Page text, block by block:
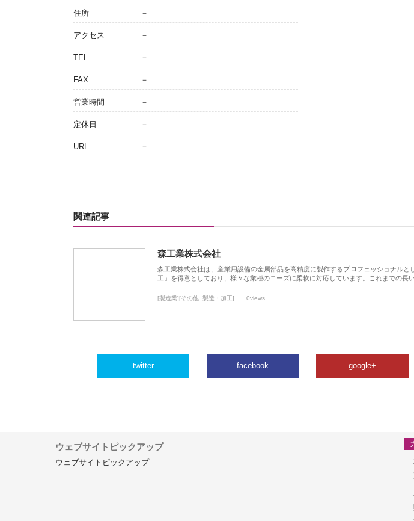
住所 －
アクセス －
TEL －
FAX －
営業時間 －
定休日 －
URL －
関連記事
森工業株式会社
森工業株式会社は、産業用設備の金属部品を高精度に製作するプロフェッショナルと
工」を得意としており、様々な業種のニーズに柔軟に対応しています。これまでの長
[製造業][その他_製造・加工] 0views
twitter facebook google+
ウェブサイトピックアップ
ウェブサイトピックアップ